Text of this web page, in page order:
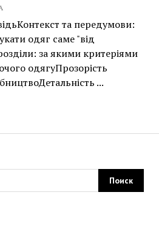
та передумови:
одяг саме "від
за якими критеріями
одягуПрозорість
...